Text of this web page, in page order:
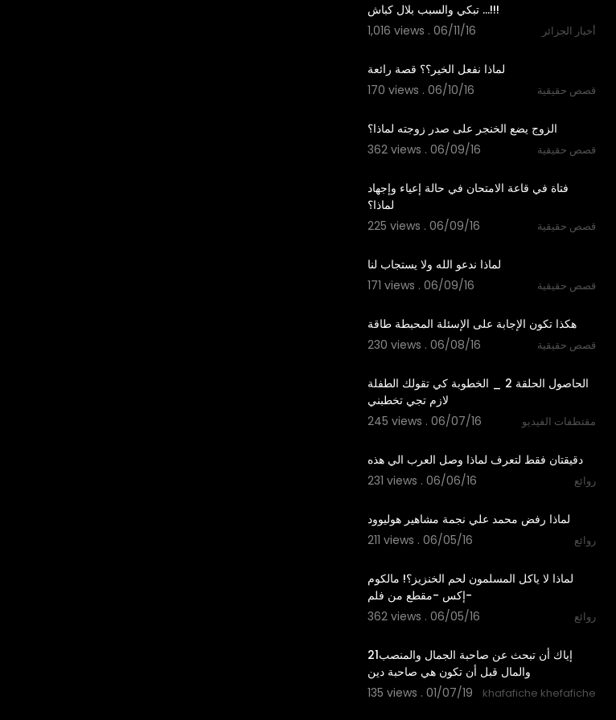
تبكي والسبب بلال كباش ...!!!
1,016 views . 06/11/16
أخبار الجزائر
لماذا نفعل الخير؟؟ قصة رائعة
170 views . 06/10/16
قصص حقيقية
الزوج يضع الخنجر على صدر زوجته لماذا؟
362 views . 06/09/16
قصص حقيقية
فتاة في قاعة الامتحان في حالة إعياء وإجهاد
لماذا؟
225 views . 06/09/16
قصص حقيقية
لماذا ندعو الله ولا يستجاب لنا
171 views . 06/09/16
قصص حقيقية
هكذا تكون الإجابة على الإسئلة المحبطة طاقة
230 views . 06/08/16
قصص حقيقية
الحاصول الحلقة 2 _ الخطوبة كي تقولك الطفلة
لازم تجي تخطبني
245 views . 06/07/16
مقتطفات الفيديو
دقيقتان فقط لتعرف لماذا وصل العرب الي هذه
231 views . 06/06/16
روائع
لماذا رفض محمد علي نجمة مشاهير هوليوود
211 views . 06/05/16
روائع
لماذا لا ياكل المسلمون لحم الخنزيز؟! مالكوم
إكس -مقطع من فلم-
362 views . 06/05/16
روائع
21إياك أن تبحث عن صاحبة الجمال والمنصب
والمال قبل أن تكون هي صاحبة دين
135 views . 01/07/19
khafafiche khefafiche